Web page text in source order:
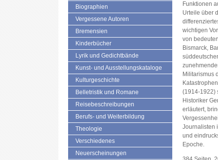
Biographien
Vergessene Autoren
Bremensien
Kinderbücher
Lyrik und Gedichtbände
Kunst- und Ausstellungskataloge
Kulturgeschichte
Belletristik und Romane
Reisebeschreibungen
Berufs- und Weiterbildung
Theologie
Verschiedenes
Neuerscheinungen
Funktionen
Urteile über
wichtigen
von
Bismarck,
Militarismus
(1914-1922)
Historiker
erläutert,
Journalisten
und
Epoche.